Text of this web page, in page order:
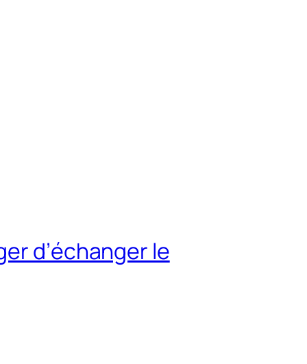
d’échanger le